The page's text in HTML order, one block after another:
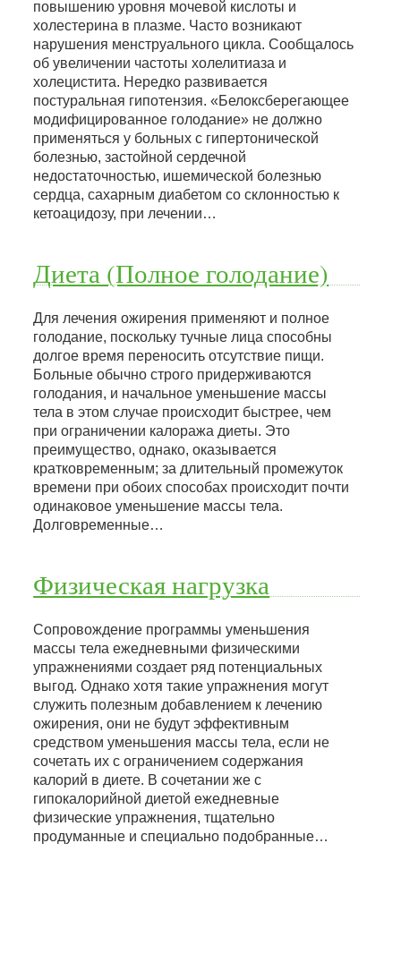
повышению уровня мочевой кислоты и
холестерина в плазме. Часто возникают
нарушения менструального цикла. Сообщалось
об увеличении частоты холелитиаза и
холецистита. Нередко развивается
постуральная гипотензия. «Белоксберегающее
модифицированное голодание» не должно
применяться у больных с гипертонической
болезнью, застойной сердечной
недостаточностью, ишемической болезнью
сердца, сахарным диабетом со склонностью к
кетоацидозу, при лечении…
Диета (Полное голодание)
Для лечения ожирения применяют и полное
голодание, поскольку тучные лица способны
долгое время переносить отсутствие пищи.
Больные обычно строго придерживаются
голодания, и начальное уменьшение массы
тела в этом случае происходит быстрее, чем
при ограничении калоража диеты. Это
преимущество, однако, оказывается
кратковременным; за длительный промежуток
времени при обоих способах происходит почти
одинаковое уменьшение массы тела.
Долговременные…
Физическая нагрузка
Сопровождение программы уменьшения
массы тела ежедневными физическими
упражнениями создает ряд потенциальных
выгод. Однако хотя такие упражнения могут
служить полезным добавлением к лечению
ожирения, они не будут эффективным
средством уменьшения массы тела, если не
сочетать их с ограничением содержания
калорий в диете. В сочетании же с
гипокалорийной диетой ежедневные
физические упражнения, тщательно
продуманные и специально подобранные…